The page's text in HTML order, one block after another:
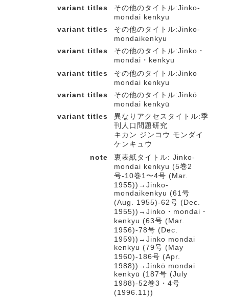
variant titles
その他のタイトル:Jinko-
mondai kenkyu
variant titles
その他のタイトル:Jinko-
mondaikenkyu
variant titles
その他のタイトル:Jinko・
mondai・kenkyu
variant titles
その他のタイトル:Jinko
mondai kenkyu
variant titles
その他のタイトル:Jinkō
mondai kenkyū
variant titles
異なりアクセスタイトル:季
刊人口問題研究
キカン ジンコウ モンダイ
ケンキュウ
note
裏表紙タイトル: Jinko-
mondai kenkyu (5巻2
号-10巻1〜4号 (Mar.
1955))→Jinko-
mondaikenkyu (61号
(Aug. 1955)-62号 (Dec.
1955))→Jinko・mondai・
kenkyu (63号 (Mar.
1956)-78号 (Dec.
1959))→Jinko mondai
kenkyu (79号 (May
1960)-186号 (Apr.
1988))→Jinkō mondai
kenkyū (187号 (July
1988)-52巻3・4号
(1996.11))